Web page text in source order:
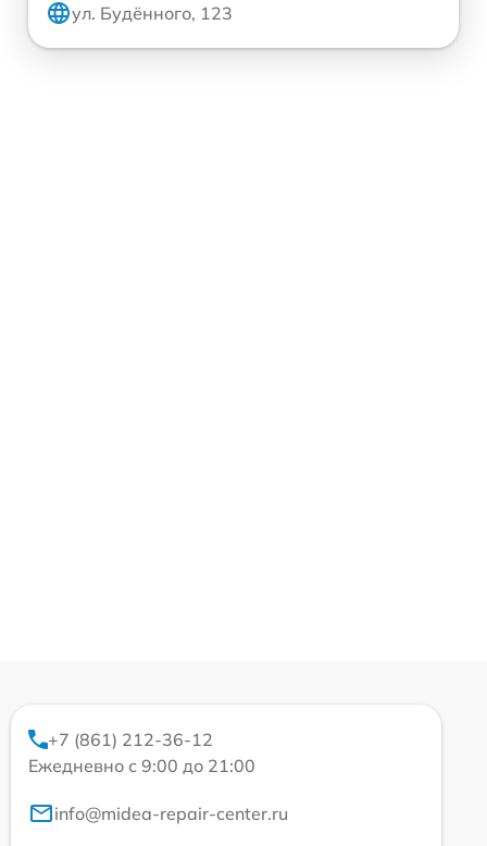
ул. Будённого, 123
+7 (861) 212-36-12
Ежедневно с 9:00 до 21:00
info@midea-repair-center.ru